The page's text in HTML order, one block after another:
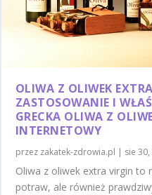
OLIWA Z OLIWEK
ZASTOSOWANIE I
GRECKA OLIWA Z
INTERNETOWY
przez zakatek-zdrowia.pl | sie
Oliwa z oliwek extra virgin to
potraw, ale również